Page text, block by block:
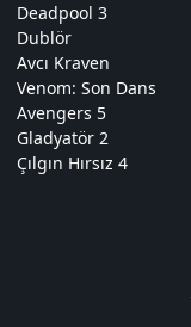
Deadpool 3
Dublör
Avcı Kraven
Venom: Son Dans
Avengers 5
Gladyatör 2
Çılgın Hırsız 4